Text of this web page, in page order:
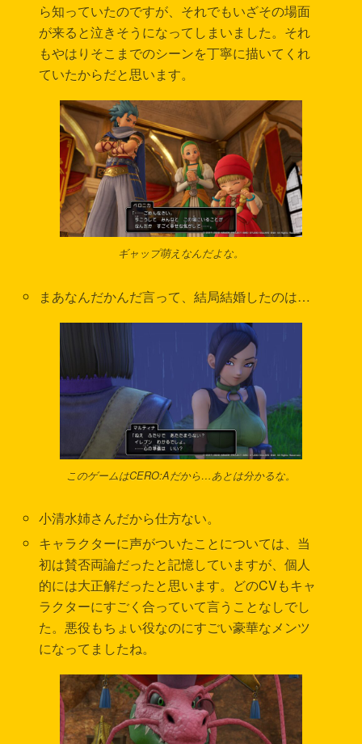
ら知っていたのですが、それでもいざその場面
が来ると泣きそうになってしまいました。それ
もやはりそこまでのシーンを丁寧に描いてくれ
ていたからだと思います。
ギャップ萌えなんだよな。
まあなんだかんだ言って、結局結婚したのは…
このゲームはCERO:Aだから…あとは分かるな。
小清水姉さんだから仕方ない。
キャラクターに声がついたことについては、当
初は賛否両論だったと記憶していますが、個人
的には大正解だったと思います。どのCVもキャ
ラクターにすごく合っていて言うことなしでし
た。悪役もちょい役なのにすごい豪華なメンツ
になってましたね。